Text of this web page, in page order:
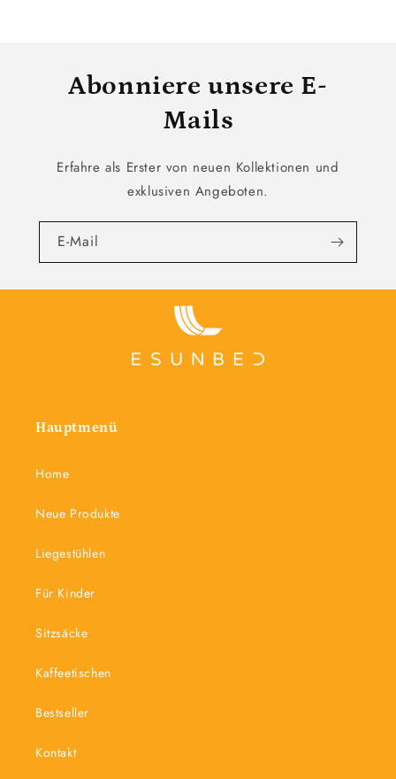
Abonniere unsere E-
Mails
Erfahre als Erster von neuen Kollektionen und
exklusiven Angeboten.
E-Mail
Hauptmenü
Home
Neue Produkte
Liegestühlen
Für Kinder
Sitzsäcke
Kaffeetischen
Bestseller
Kontakt